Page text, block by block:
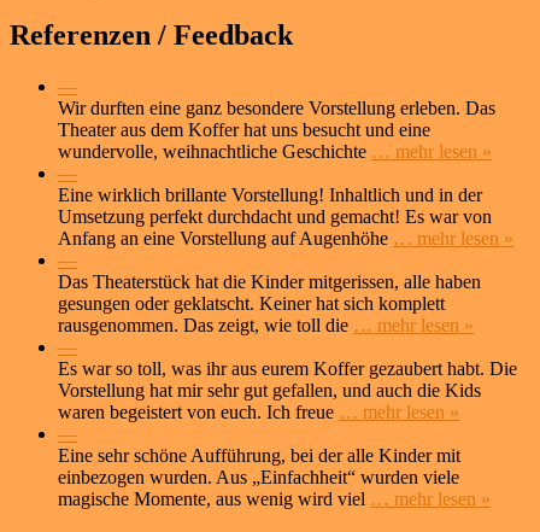
Referenzen / Feedback
—
Wir durften eine ganz besondere Vorstellung erleben. Das
Theater aus dem Koffer hat uns besucht und eine
wundervolle, weihnachtliche Geschichte … mehr lesen »
—
Eine wirklich brillante Vorstellung! Inhaltlich und in der
Umsetzung perfekt durchdacht und gemacht! Es war von
Anfang an eine Vorstellung auf Augenhöhe … mehr lesen »
—
Das Theaterstück hat die Kinder mitgerissen, alle haben
gesungen oder geklatscht. Keiner hat sich komplett
rausgenommen. Das zeigt, wie toll die … mehr lesen »
—
Es war so toll, was ihr aus eurem Koffer gezaubert habt. Die
Vorstellung hat mir sehr gut gefallen, und auch die Kids
waren begeistert von euch. Ich freue … mehr lesen »
—
Eine sehr schöne Aufführung, bei der alle Kinder mit
einbezogen wurden. Aus „Einfachheit“ wurden viele
magische Momente, aus wenig wird viel … mehr lesen »